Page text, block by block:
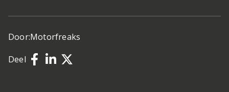
Door:Motorfreaks
Deel